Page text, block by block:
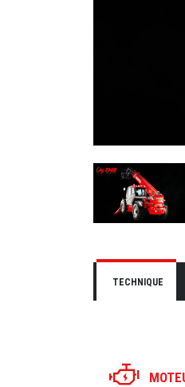
TECHNIQUE